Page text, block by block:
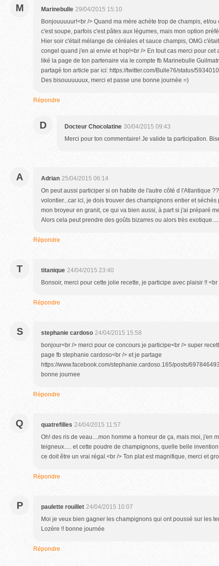
M Marinebulle 29/04/2015 15:10
Bonjouuuuur!<br /> Quand ma mère achète trop de champis, et/
c'est soupe, parfois c'est pâtes aux légumes, mais mon option
Hier soir c'était mélange de céréales et sauce champis, OMG
congel quand j'en ai envie et hop!<br /> En tout cas merci pour cet
liké la page de ton partenaire via le compte fb Marinebulle
partagé ton article par ici: https://twitter.com/Bulle76/status/
Des bisouuuuuux, merci et passe une bonne journée =)
Répondre
D Docteur Chocolatine 30/04/2015 09:43
Merci pour ton commentaire! Je valide ta participation.
A Adrian 25/04/2015 06:14
On peut aussi participer si on habite de l'autre côté d l'Atlantique
volontier...car ici, je dois trouver des champignons entier et
mon broyeur en granit, ce qui va bien aussi, à part si j'ai préparé
Alors cela peut prendre des goûts bizarres ou alors très
Répondre
T titanique 24/04/2015 23:40
Bonsoir, merci pour cette jolie recette, je participe avec plaisir !! <br
Répondre
S stephanie cardoso 24/04/2015 15:58
bonjour<br /> merci pour ce concours je participe<br /> super
page fb stephanie cardoso<br /> et je partage
https://www.facebook.com/stephanie.cardoso.165/posts/
bonne journee
Répondre
Q quatrefilles 24/04/2015 11:57
Oh! des ris de veau....mon homme a horreur de ça, mais moi, j'en
teigneux..... et cette poudre de champignons, quelle belle
ce doit être un vrai régal.<br /> Ton plat est magnifique, merci et
Répondre
P paulette rouillet 24/04/2015 10:07
Moi je veux bien gagner les champignons qui ont poussé sur les
Lozère !! bonne journée
Répondre